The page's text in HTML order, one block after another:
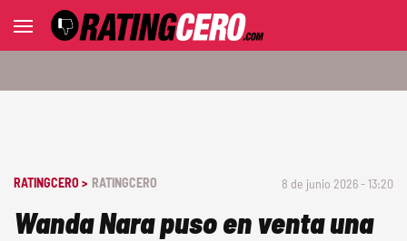
RATINGCERO > RATINGCERO 8 de junio 2026 - 13:20
Wanda Nara puso en venta una